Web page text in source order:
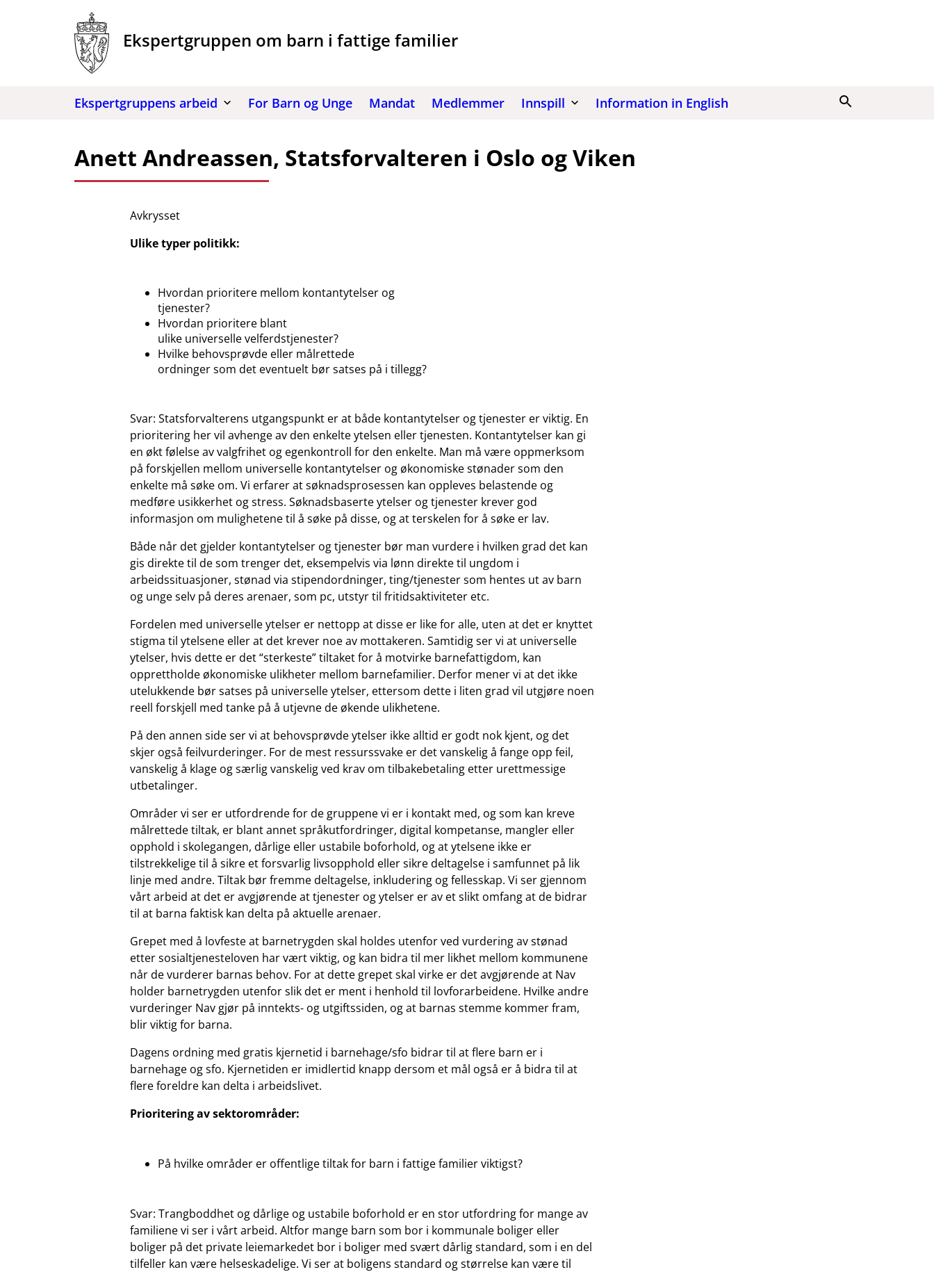
Ekspertgruppen om barn i fattige familier
Ekspertgruppens arbeid For Barn og Unge Mandat Medlemmer Innspill Information in English Søk
Anett Andreassen, Statsforvalteren i Oslo og Viken
Avkrysset
Ulike typer politikk:
Hvordan prioritere mellom kontantytelser og
tjenester?
Hvordan prioritere blant
ulike universelle velferdstjenester?
Hvilke behovsprøvde eller målrettede
ordninger som det eventuelt bør satses på i tillegg?
Svar: Statsforvalterens utgangspunkt er at både kontantytelser og tjenester er viktig. En
prioritering her vil avhenge av den enkelte ytelsen eller tjenesten. Kontantytelser kan gi
en økt følelse av valgfrihet og egenkontroll for den enkelte. Man må være oppmerksom
på forskjellen mellom universelle kontantytelser og økonomiske stønader som den
enkelte må søke om. Vi erfarer at søknadsprosessen kan oppleves belastende og
medføre usikkerhet og stress. Søknadsbaserte ytelser og tjenester krever god
informasjon om mulighetene til å søke på disse, og at terskelen for å søke er lav.
Både når det gjelder kontantytelser og tjenester bør man vurdere i hvilken grad det kan
gis direkte til de som trenger det, eksempelvis via lønn direkte til ungdom i
arbeidssituasjoner, stønad via stipendordninger, ting/tjenester som hentes ut av barn
og unge selv på deres arenaer, som pc, utstyr til fritidsaktiviteter etc.
Fordelen med universelle ytelser er nettopp at disse er like for alle, uten at det er knyttet
stigma til ytelsene eller at det krever noe av mottakeren. Samtidig ser vi at universelle
ytelser, hvis dette er det “sterkeste” tiltaket for å motvirke barnefattigdom, kan
opprettholde økonomiske ulikheter mellom barnefamilier. Derfor mener vi at det ikke
utelukkende bør satses på universelle ytelser, ettersom dette i liten grad vil utgjøre noen
reell forskjell med tanke på å utjevne de økende ulikhetene.
På den annen side ser vi at behovsprøvde ytelser ikke alltid er godt nok kjent, og det
skjer også feilvurderinger. For de mest ressurssvake er det vanskelig å fange opp feil,
vanskelig å klage og særlig vanskelig ved krav om tilbakebetaling etter urettmessige
utbetalinger.
Områder vi ser er utfordrende for de gruppene vi er i kontakt med, og som kan kreve
målrettede tiltak, er blant annet språkutfordringer, digital kompetanse, mangler eller
opphold i skolegangen, dårlige eller ustabile boforhold, og at ytelsene ikke er
tilstrekkelige til å sikre et forsvarlig livsopphold eller sikre deltagelse i samfunnet på lik
linje med andre. Tiltak bør fremme deltagelse, inkludering og fellesskap. Vi ser gjennom
vårt arbeid at det er avgjørende at tjenester og ytelser er av et slikt omfang at de bidrar
til at barna faktisk kan delta på aktuelle arenaer.
Grepet med å lovfeste at barnetrygden skal holdes utenfor ved vurdering av stønad
etter sosialtjenesteloven har vært viktig, og kan bidra til mer likhet mellom kommunene
når de vurderer barnas behov. For at dette grepet skal virke er det avgjørende at Nav
holder barnetrygden utenfor slik det er ment i henhold til lovforarbeidene. Hvilke andre
vurderinger Nav gjør på inntekts- og utgiftssiden, og at barnas stemme kommer fram,
blir viktig for barna.
Dagens ordning med gratis kjernetid i barnehage/sfo bidrar til at flere barn er i
barnehage og sfo. Kjernetiden er imidlertid knapp dersom et mål også er å bidra til at
flere foreldre kan delta i arbeidslivet.
Prioritering av sektorområder:
På hvilke områder er offentlige tiltak for barn i fattige familier viktigst?
Svar: Trangboddhet og dårlige og ustabile boforhold er en stor utfordring for mange av
familiene vi ser i vårt arbeid. Altfor mange barn som bor i kommunale boliger eller
boliger på det private leiemarkedet bor i boliger med svært dårlig standard, som i en del
tilfeller kan være helseskadelige. Vi ser at boligens standard og størrelse kan være til